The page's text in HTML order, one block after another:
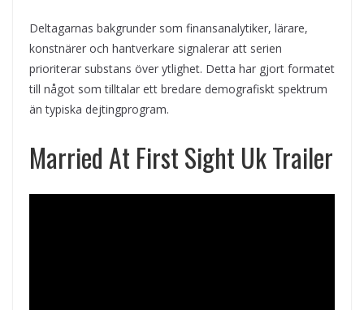
Deltagarnas bakgrunder som finansanalytiker, lärare,
konstnärer och hantverkare signalerar att serien
prioriterar substans över ytlighet. Detta har gjort formatet
till något som tilltalar ett bredare demografiskt spektrum
än typiska dejtingprogram.
Married At First Sight Uk Trailer